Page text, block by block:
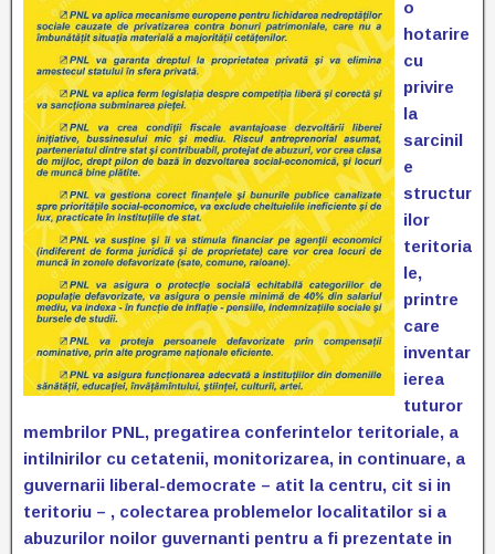
o
hotarire
cu
privire
la
sarcinil
e
structur
ilor
teritoria
le,
printre
care
inventar
ierea
tuturor
membrilor PNL, pregatirea conferintelor teritoriale, a
intilnirilor cu cetatenii, monitorizarea, in continuare, a
guvernarii liberal-democrate – atit la centru, cit si in
teritoriu – , colectarea problemelor localitatilor si a
abuzurilor noilor guvernanti pentru a fi prezentate in